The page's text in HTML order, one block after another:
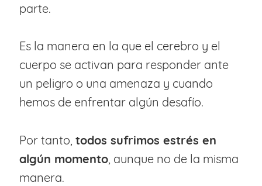
parte.
Es la manera en la que el cerebro y el
cuerpo se activan para responder ante
un peligro o una amenaza y cuando
hemos de enfrentar algún desafío.
Por tanto, todos sufrimos estrés en
algún momento, aunque no de la misma
manera.